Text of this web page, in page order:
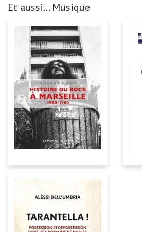
Et aussi... Musique